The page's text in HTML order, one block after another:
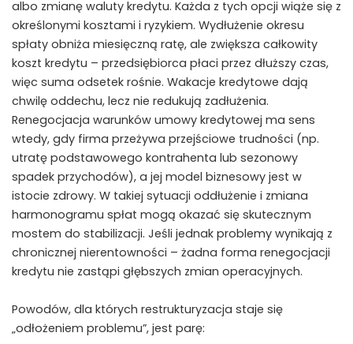
albo zmianę waluty kredytu. Każda z tych opcji wiąże się z
określonymi kosztami i ryzykiem. Wydłużenie okresu
spłaty obniża miesięczną ratę, ale zwiększa całkowity
koszt kredytu – przedsiębiorca płaci przez dłuższy czas,
więc suma odsetek rośnie. Wakacje kredytowe dają
chwilę oddechu, lecz nie redukują zadłużenia.
Renegocjacja warunków umowy kredytowej ma sens
wtedy, gdy firma przeżywa przejściowe trudności (np.
utratę podstawowego kontrahenta lub sezonowy
spadek przychodów), a jej model biznesowy jest w
istocie zdrowy. W takiej sytuacji oddłużenie i zmiana
harmonogramu spłat mogą okazać się skutecznym
mostem do stabilizacji. Jeśli jednak problemy wynikają z
chronicznej nierentowności – żadna forma renegocjacji
kredytu nie zastąpi głębszych zmian operacyjnych.
Powodów, dla których restrukturyzacja staje się
„odłożeniem problemu”, jest parę: